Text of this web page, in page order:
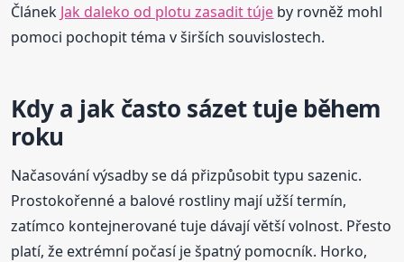
Článek Jak daleko od plotu zasadit túje by rovněž mohl
pomoci pochopit téma v širších souvislostech.
Kdy a jak často sázet tuje během
roku
Načasování výsadby se dá přizpůsobit typu sazenic.
Prostokořenné a balové rostliny mají užší termín,
zatímco kontejnerované tuje dávají větší volnost. Přesto
platí, že extrémní počasí je špatný pomocník. Horko,